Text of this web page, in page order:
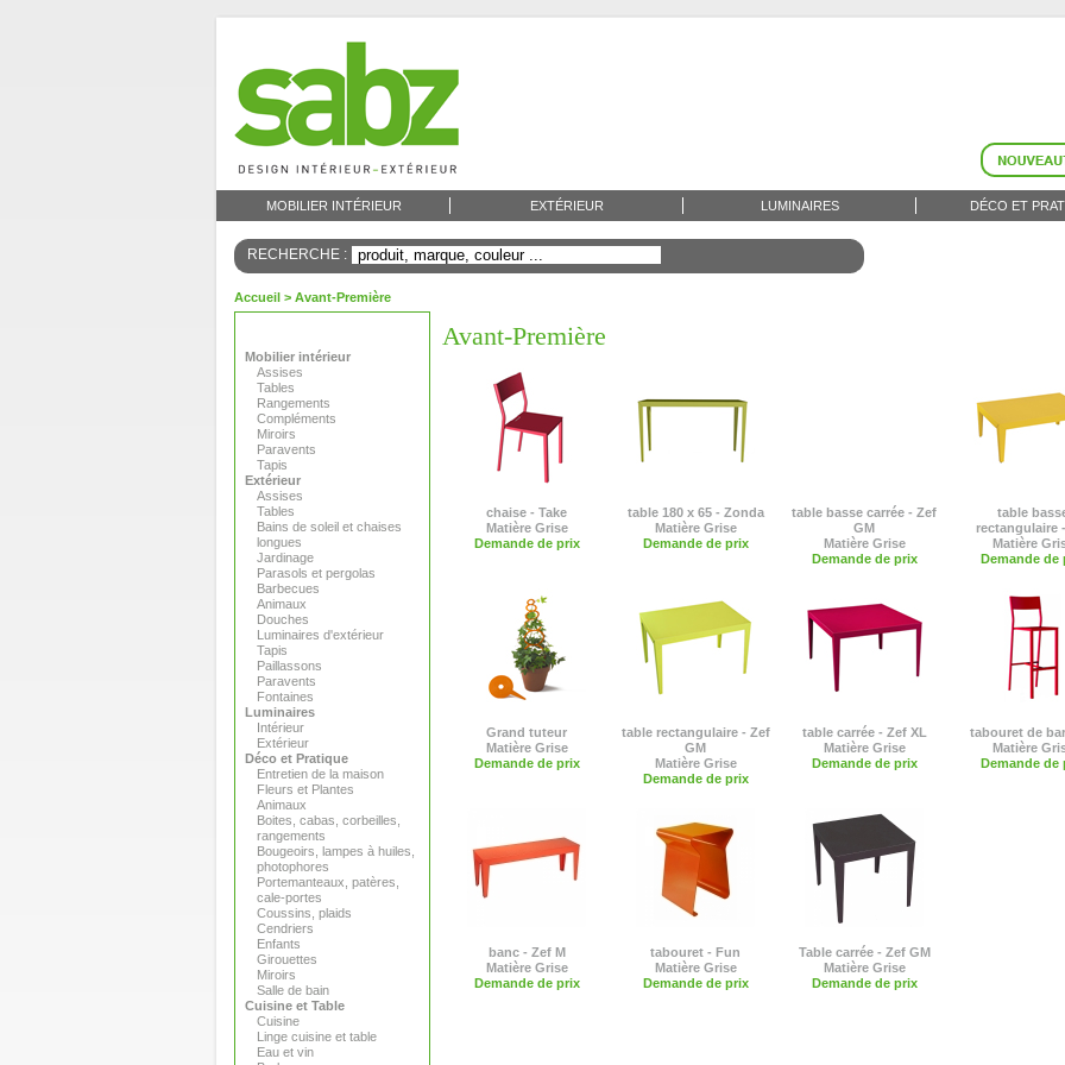
MOBILIER INTÉRIEUR EXTÉRIEUR LUMINAIRES DÉCO ET
RECHERCHE :
Accueil > Avant-Première
Mobilier intérieur
Assises
Tables
Rangements
Compléments
Miroirs
Paravents
Tapis
Extérieur
Assises
Tables
Bains de soleil et chaises
longues
Jardinage
Parasols et pergolas
Barbecues
Animaux
Douches
Luminaires d'extérieur
Tapis
Paillassons
Paravents
Fontaines
Luminaires
Intérieur
Extérieur
Déco et Pratique
Entretien de la maison
Fleurs et Plantes
Animaux
Boites, cabas, corbeilles,
rangements
Bougeoirs, lampes à huiles,
photophores
Portemanteaux, patères,
cale-portes
Coussins, plaids
Cendriers
Enfants
Girouettes
Miroirs
Salle de bain
Cuisine et Table
Cuisine
Linge cuisine et table
Eau et vin
Avant-Première
chaise - Take
Matière Grise
Demande de prix
table 180 x 65 - Zonda
Matière Grise
Demande de prix
table basse carrée - Zef
GM
Matière Grise
Demande de prix
table
rectangulaire
Matière
Demande de
Grand tuteur
Matière Grise
Demande de prix
table rectangulaire - Zef
GM
Matière Grise
Demande de prix
table carrée - Zef XL
Matière Grise
Demande de prix
tabouret de
Matière
Demande de
banc - Zef M
Matière Grise
Demande de prix
tabouret - Fun
Matière Grise
Demande de prix
Table carrée - Zef GM
Matière Grise
Demande de prix